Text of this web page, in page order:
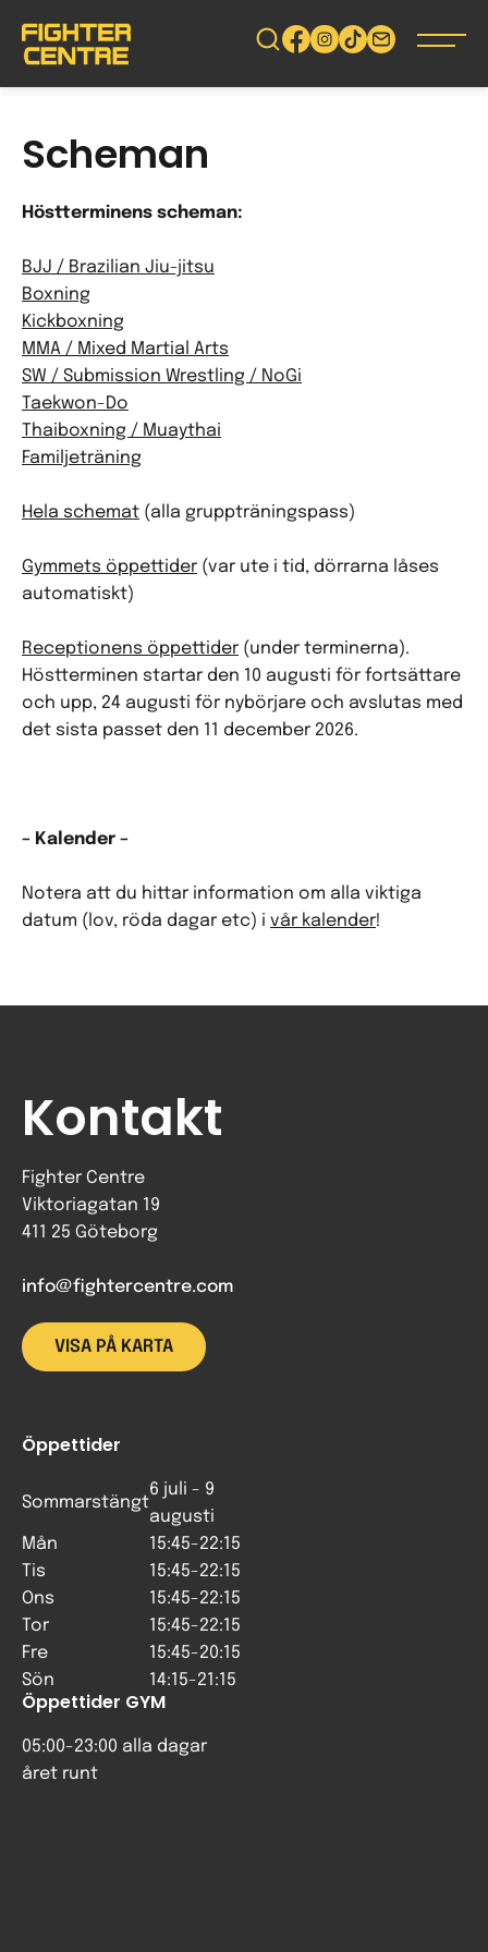
vidare
Scheman
Höstterminens scheman:
BJJ / Brazilian Jiu-jitsu
Boxning
Kickboxning
MMA / Mixed Martial Arts
SW / Submission Wrestling / NoGi
Taekwon-Do
Thaiboxning / Muaythai
Familjeträning
Hela schemat (alla gruppträningspass)
Gymmets öppettider (var ute i tid, dörrarna låses
automatiskt)
Receptionens öppettider (under terminerna).
Höstterminen startar den 10 augusti för fortsättare
och upp, 24 augusti för nybörjare och avslutas med
det sista passet den 11 december 2026.
– Kalender –
Notera att du hittar information om alla viktiga
datum (lov, röda dagar etc) i vår kalender!
Kontakt
Fighter Centre
Viktoriagatan 19
411 25 Göteborg
info@fightercentre.com
VISA PÅ KARTA
Öppettider
Sommarstängt
6 juli - 9
augusti
Mån
15:45-22:15
Tis
15:45-22:15
Ons
15:45-22:15
Tor
15:45-22:15
Fre
15:45-20:15
Sön
14:15-21:15
Öppettider GYM
05:00-23:00 alla dagar
året runt